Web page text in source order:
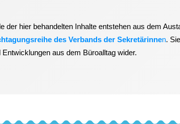
der hier behandelten Inhalte entstehen aus dem
des Verbands der Sekretärinnen.
Entwicklungen aus dem Büroalltag wider.